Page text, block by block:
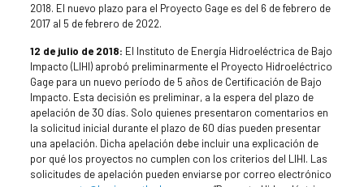
2018. El nuevo plazo para el Proyecto Gage es del 6 de febrero de
2017 al 5 de febrero de 2022.
12 de julio de 2018: El Instituto de Energía Hidroeléctrica de Bajo
Impacto (LIHI) aprobó preliminarmente el Proyecto Hidroeléctrico
Gage para un nuevo período de 5 años de Certificación de Bajo
Impacto. Esta decisión es preliminar, a la espera del plazo de
apelación de 30 días. Solo quienes presentaron comentarios en
la solicitud inicial durante el plazo de 60 días pueden presentar
una apelación. Dicha apelación debe incluir una explicación de
por qué los proyectos no cumplen con los criterios del LIHI. Las
solicitudes de apelación pueden enviarse por correo electrónico